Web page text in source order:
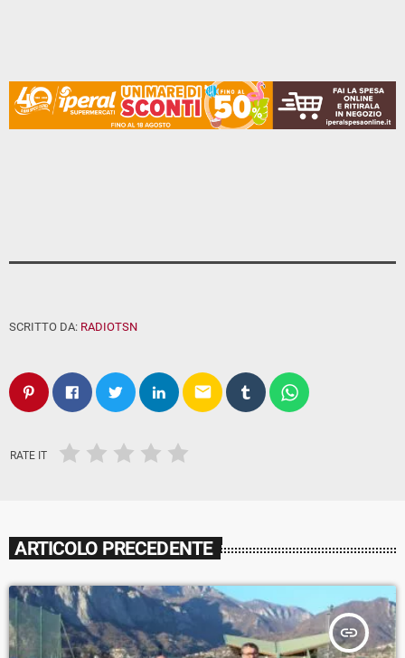
SCRITTO DA: RADIOTSN
email
RATE IT
ARTICOLO PRECEDENTE
insert_link